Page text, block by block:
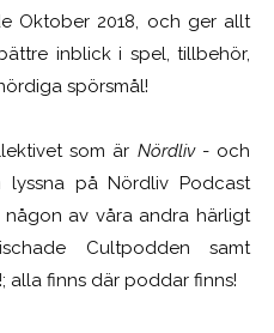
Oktober 2018, och ger allt
inblick i spel, tillbehör,
spörsmål!
som är Nördliv- och
på Nördliv Podcast
någon av våra andra härligt
Cultpodden samt
alla finns där poddar finns!